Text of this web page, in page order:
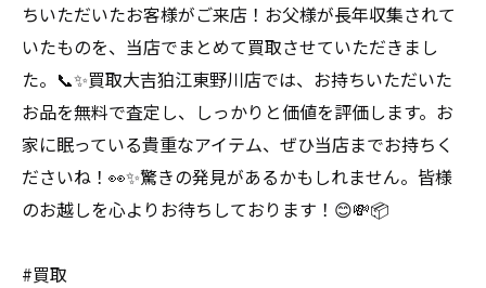
ちいただいたお客様がご来店！お父様が長年収集されて
いたものを、当店でまとめて買取させていただきまし
た。📞✨買取大吉狛江東野川店では、お持ちいただいた
お品を無料で査定し、しっかりと価値を評価します。お
家に眠っている貴重なアイテム、ぜひ当店までお持ちく
ださいね！👀✨驚きの発見があるかもしれません。皆様
のお越しを心よりお待ちしております！😊💸📦
#買取